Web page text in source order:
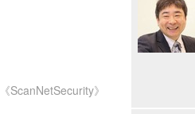
《ScanNetSecurity》